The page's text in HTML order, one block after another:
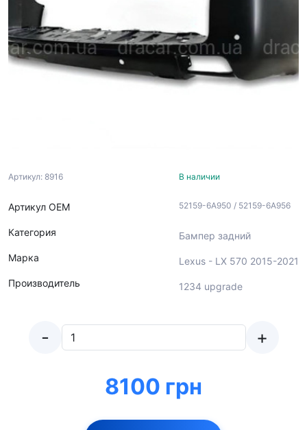
Артикул: 8916
Артикул ОЕМ
Категория
Марка
Производитель
В наличии
52159-6A950 / 52159-6A956
Бампер задний
Lexus - LX 570 2015-2021
1234 upgrade
- +
8100 грн